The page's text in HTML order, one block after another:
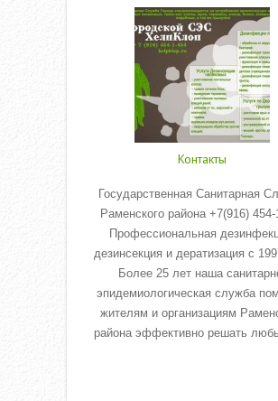
Контакты
Государственная Санитарная
Раменского района +7(916) 454-
Профессиональная
дезинсекция и дератизация с
Более 25 лет наша
эпидемиологическая служба
жителям и организациям
района эффективно решать